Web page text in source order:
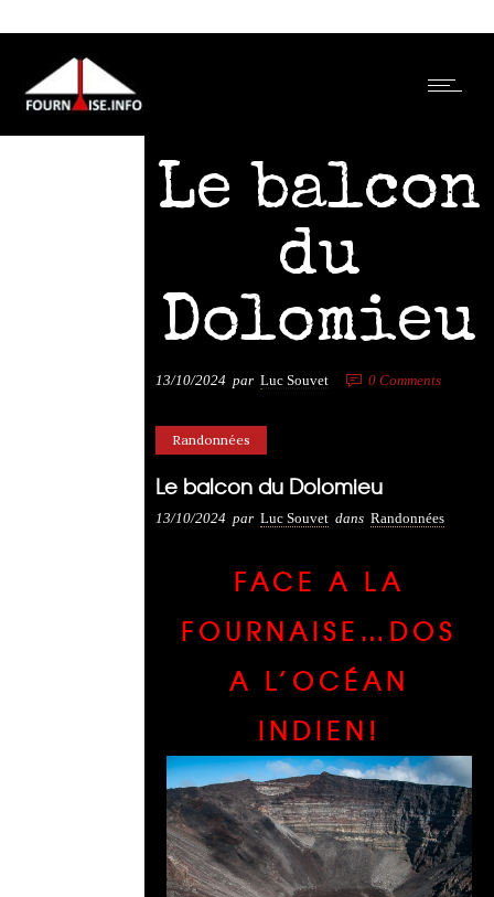
Le balcon
du
Dolomieu
13/10/2024 par Luc Souvet 0Comments
Randonnées
Le balcon du Dolomieu
13/10/2024 par Luc Souvet dans Randonnées
FACE A LA
FOURNAISE…DOS
A L’OCÉAN
INDIEN!